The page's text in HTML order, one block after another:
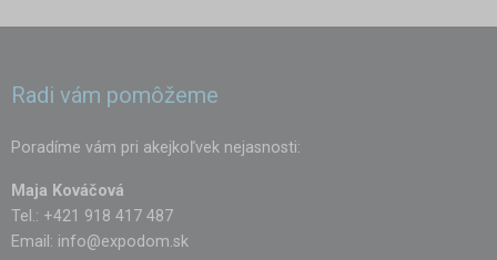
Radi vám pomôžeme
Poradíme vám pri akejkoľvek nejasnosti:
Maja Kováčová
Tel.: +421 918 417 487
Email: info@expodom.sk